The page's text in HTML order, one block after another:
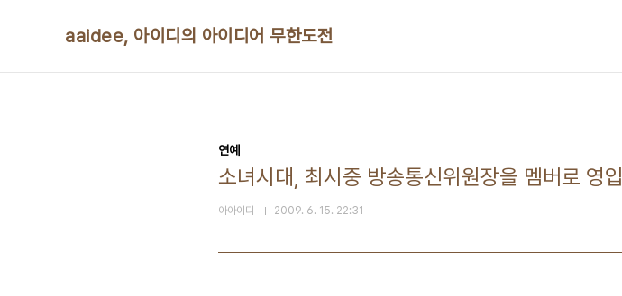
aaidee, 아이디의 아이디어 무한도전
연예
소녀시대, 최시중 방송통신위원장을 멤버로 영입
아아이디 2009. 6. 15. 22:31